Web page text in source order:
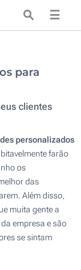
☰
para
clientes
personalizados
farão
os
das
Além disso,
muita gente a
da empresa e são
se sintam